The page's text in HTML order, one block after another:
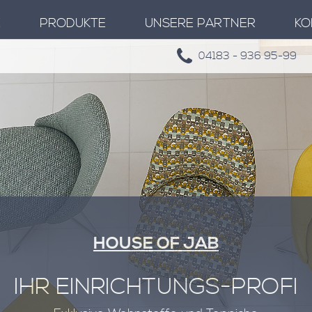
PRODUKTE UNSERE PARTNER
04183 - 936 95-99
HOUSE OF JAB
IHR EINRICHTUNGS-PROFI